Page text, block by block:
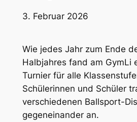
3. Februar 2026
Wie jedes Jahr zum Ende
Halbjahres fand am GymLi
Turnier für alle
Schülerinnen und Schüler
verschiedenen Ballsport-
gegeneinander an.